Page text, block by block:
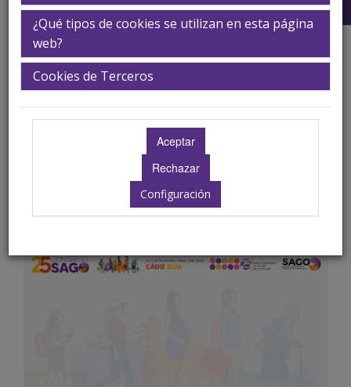
¿Qué tipos de cookies se utilizan en esta página
web?
Cookies de Terceros
Configuración
Plantilla
Plantillas